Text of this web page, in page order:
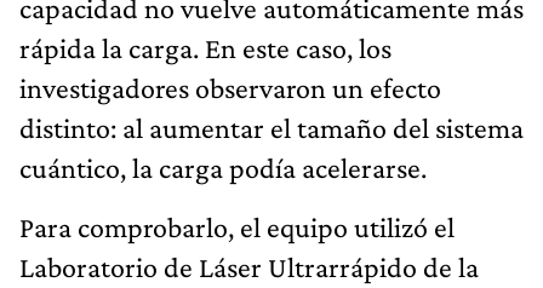
capacidad no vuelve automáticamente más
rápida la carga. En este caso, los
investigadores observaron un efecto
distinto: al aumentar el tamaño del sistema
cuántico, la carga podía acelerarse.
Para comprobarlo, el equipo utilizó el
Laboratorio de Láser Ultrarrápido de la